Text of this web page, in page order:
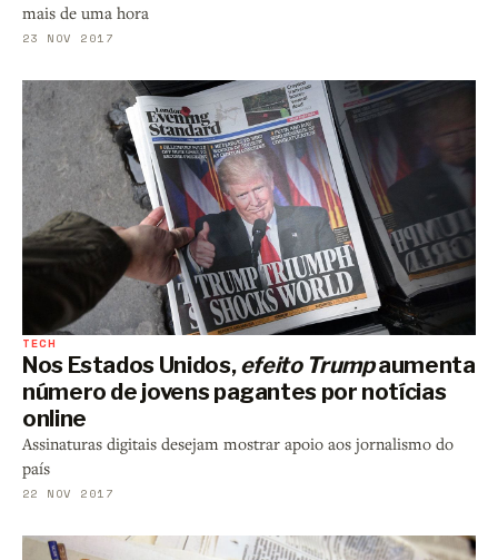
mais de uma hora
23 NOV 2017
TECH
Nos Estados Unidos,efeito Trumpaumenta
número de jovens pagantes por notícias
online
Assinaturas digitais desejam mostrar apoio aos jornalismo do
país
22 NOV 2017